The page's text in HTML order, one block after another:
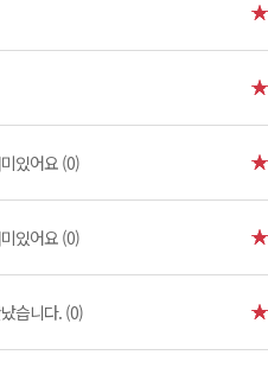
있어요 (0)
있어요 (0)
습니다. (0)